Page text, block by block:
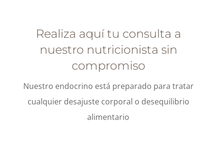
Realiza aquí tu consulta a
nuestro nutricionista sin
compromiso
Nuestro endocrino está preparado para tratar
cualquier desajuste corporal o desequilibrio
alimentario